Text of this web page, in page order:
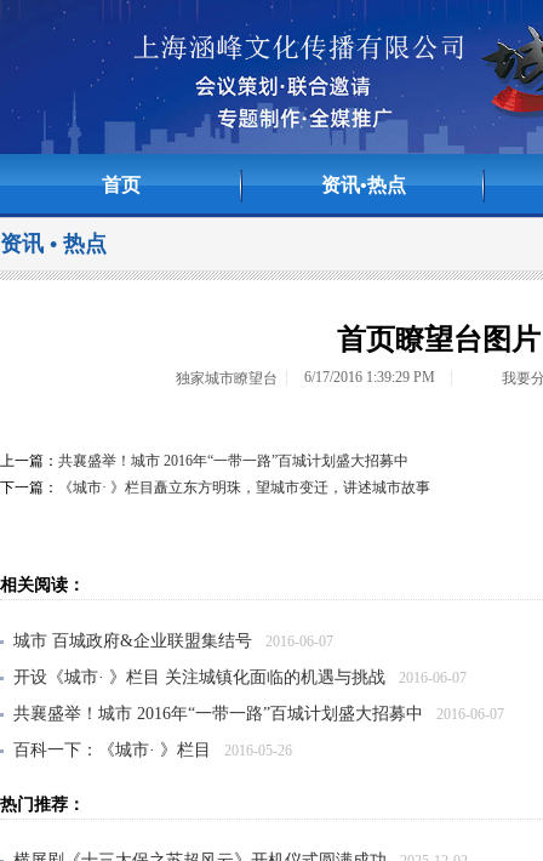
首页 资讯•热点
资讯 • 热点
首页瞭望台图片
独家城市瞭望台 6/17/2016 1:39:29 PM 我要
上一篇： 共襄盛举！城市 2016年“一带一路”百城计划盛大招募中
下一篇：
《城市· 》栏目矗立东方明珠，望城市变迁，讲述城市故事
相关阅读：
城市 百城政府&企业联盟集结号 2016-06-07
开设《城市· 》栏目 关注城镇化面临的机遇与挑战 2016-06-07
共襄盛举！城市 2016年“一带一路”百城计划盛大招募中 2016-06-07
百科一下：《城市· 》栏目 2016-05-26
热门推荐：